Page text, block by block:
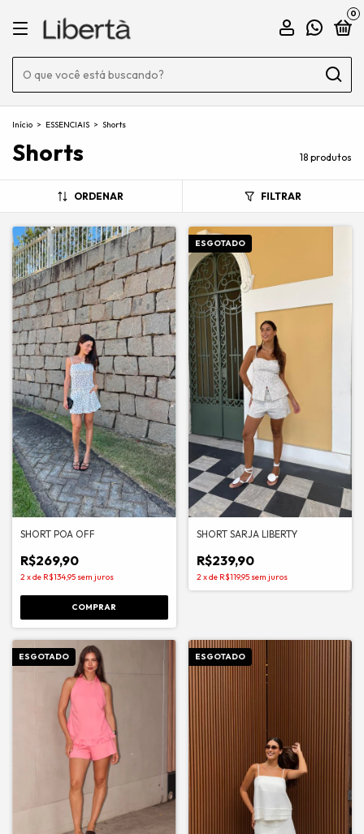
0
Início > ESSENCIAIS > Shorts
Shorts 18 produtos
ORDENAR FILTRAR
SHORT POA OFF
R$269,90
2xde R$134,95 sem juros
COMPRAR
ESGOTADO
SHORT SARJA LIBERTY
R$239,90
2xde R$119,95 sem juros
ESGOTADO ESGOTADO